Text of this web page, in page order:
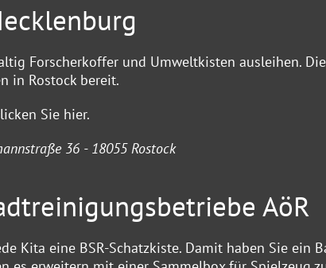
Forscherkoffer und Umweltkisten ausleihen.
in Rostock bereit.
Sie hier.
36 - 18055 Rostock
AöR
Kita eine BSR-Schatzkiste. Damit haben Sie ein